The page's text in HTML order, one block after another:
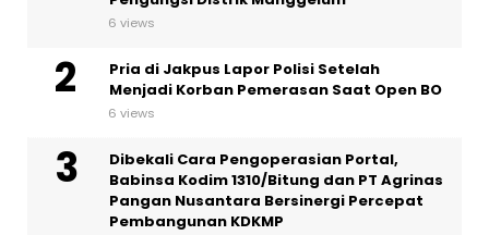
6 views
Pria di Jakpus Lapor Polisi Setelah
Menjadi Korban Pemerasan Saat Open BO
6 views
Dibekali Cara Pengoperasian Portal,
Babinsa Kodim 1310/Bitung dan PT Agrinas
Pangan Nusantara Bersinergi Percepat
Pembangunan KDKMP